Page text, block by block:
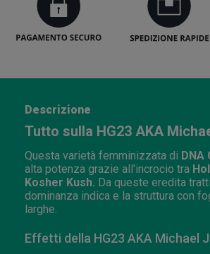
Descrizione
Tutto sulla HG23 AKA
Questa varietà femminizzata di DNA
alta potenza grazie all'incrocio tra
Kosher Kush. Da queste eredita
dominanza indica e la struttura con
larghe.
Effetti della HG23 AKA Michael